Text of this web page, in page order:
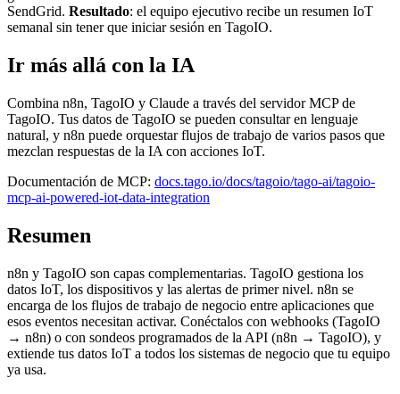
SendGrid. Resultado: el equipo ejecutivo recibe un resumen IoT
semanal sin tener que iniciar sesión en TagoIO.
Ir más allá con la IA
Combina n8n, TagoIO y Claude a través del servidor MCP de
TagoIO. Tus datos de TagoIO se pueden consultar en lenguaje
natural, y n8n puede orquestar flujos de trabajo de varios pasos que
mezclan respuestas de la IA con acciones IoT.
Documentación de MCP: docs.tago.io/docs/tagoio/tago-ai/tagoio-
mcp-ai-powered-iot-data-integration
Resumen
n8n y TagoIO son capas complementarias. TagoIO gestiona los
datos IoT, los dispositivos y las alertas de primer nivel. n8n se
encarga de los flujos de trabajo de negocio entre aplicaciones que
esos eventos necesitan activar. Conéctalos con webhooks (TagoIO
→ n8n) o con sondeos programados de la API (n8n → TagoIO), y
extiende tus datos IoT a todos los sistemas de negocio que tu equipo
ya usa.